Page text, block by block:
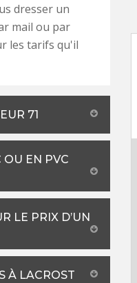
dresser un
mail ou par
les tarifs qu'il
71
OU EN PVC
LE PRIX D’UN
À LACROST